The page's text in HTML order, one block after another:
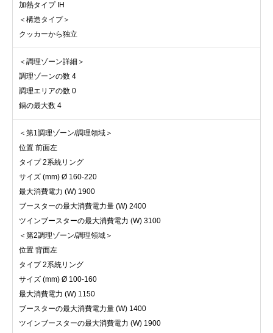
加熱タイプ IH
＜構造タイプ＞
クッカーから独立
＜調理ゾーン詳細＞
調理ゾーンの数 4
調理エリアの数 0
鍋の最大数 4
＜第1調理ゾーン/調理領域＞
位置 前面左
タイプ 2系統リング
サイズ (mm) Ø 160-220
最大消費電力 (W) 1900
ブースターの最大消費電力量 (W) 2400
ツインブースターの最大消費電力 (W) 3100
＜第2調理ゾーン/調理領域＞
位置 背面左
タイプ 2系統リング
サイズ (mm) Ø 100-160
最大消費電力 (W) 1150
ブースターの最大消費電力量 (W) 1400
ツインブースターの最大消費電力 (W) 1900